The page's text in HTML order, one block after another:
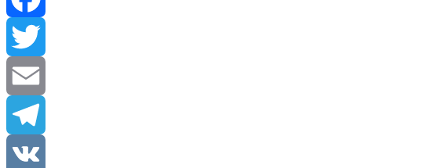
Facebook
Twitter
Email
Telegram